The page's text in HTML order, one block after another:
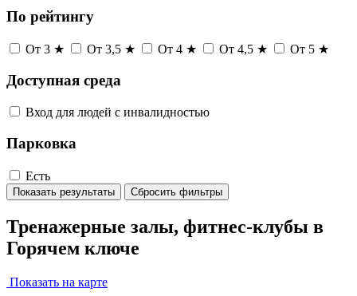
По рейтингу
От 3 ★ От 3,5 ★ От 4 ★ От 4,5 ★ От 5 ★
Доступная среда
Вход для людей с инвалидностью
Парковка
Есть
Показать результаты Сбросить фильтры
Тренажерные залы, фитнес-клубы в
Горячем ключе
Показать на карте